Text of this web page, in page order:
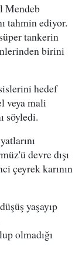
Mendeb
tahmin ediyor.
tankerin
birini
hedef
veya mali
söyledi.
devre dışı
çeyrek karının
yaşayıp
olmadığı